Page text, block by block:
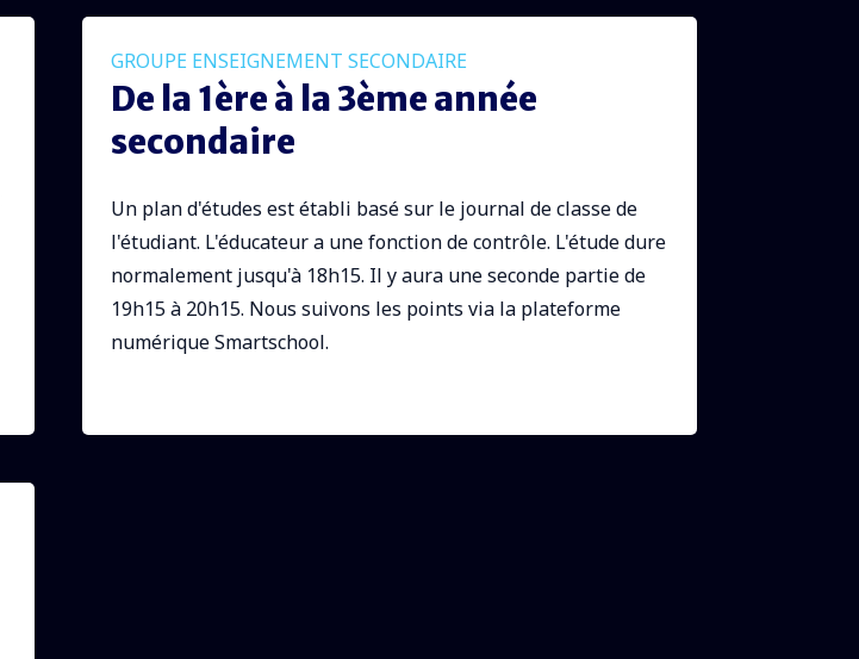
GROUPE ENSEIGNEMENT SECONDAIRE
De la 1ère à la 3ème année
secondaire
Un plan d'études est établi basé sur le journal de classe de
l'étudiant. L'éducateur a une fonction de contrôle. L'étude dure
normalement jusqu'à 18h15. Il y aura une seconde partie de
19h15 à 20h15. Nous suivons les points via la plateforme
numérique Smartschool.